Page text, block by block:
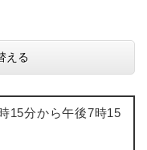
える
15分から午後7時15